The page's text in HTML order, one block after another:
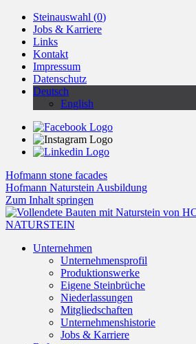
Steinauswahl (0)
Jobs & Karriere
Links
Kontakt
Impressum
Datenschutz
Deutsch
English
Hofmann stone facades
Hofmann Naturstein Ausbildung
Zum Inhalt springen
Unternehmen
Unternehmensprofil
Produktionswerke
Eigene Steinbrüche
Niederlassungen
Mitgliedschaften
Unternehmenshistorie
Jobs & Karriere